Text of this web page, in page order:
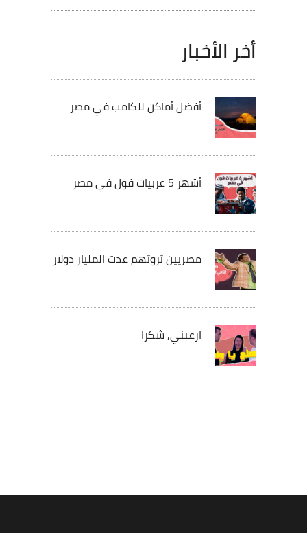
أخر الأخبار
أفضل أماكن للكامب في مصر
أشهر 5 عربيات فول في مصر
مصريين ثروتهم عدت المليار دولار
ارعبني, شكرا